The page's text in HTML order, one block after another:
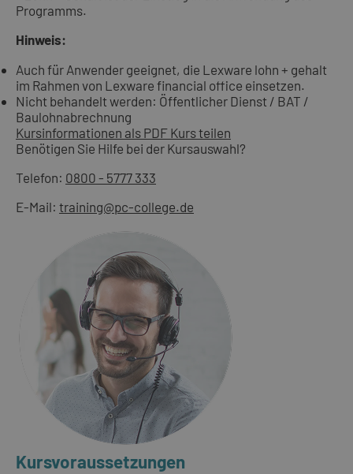
Programms.
Hinweis:
Auch für Anwender geeignet, die Lexware lohn + gehalt
im Rahmen von Lexware financial office einsetzen.
Nicht behandelt werden: Öffentlicher Dienst / BAT /
Baulohnabrechnung
Kursinformationen als PDF Kurs teilen
Benötigen Sie Hilfe bei der Kursauswahl?
Telefon: 0800 - 5777 333
E-Mail: training@pc-college.de
Kursvoraussetzungen